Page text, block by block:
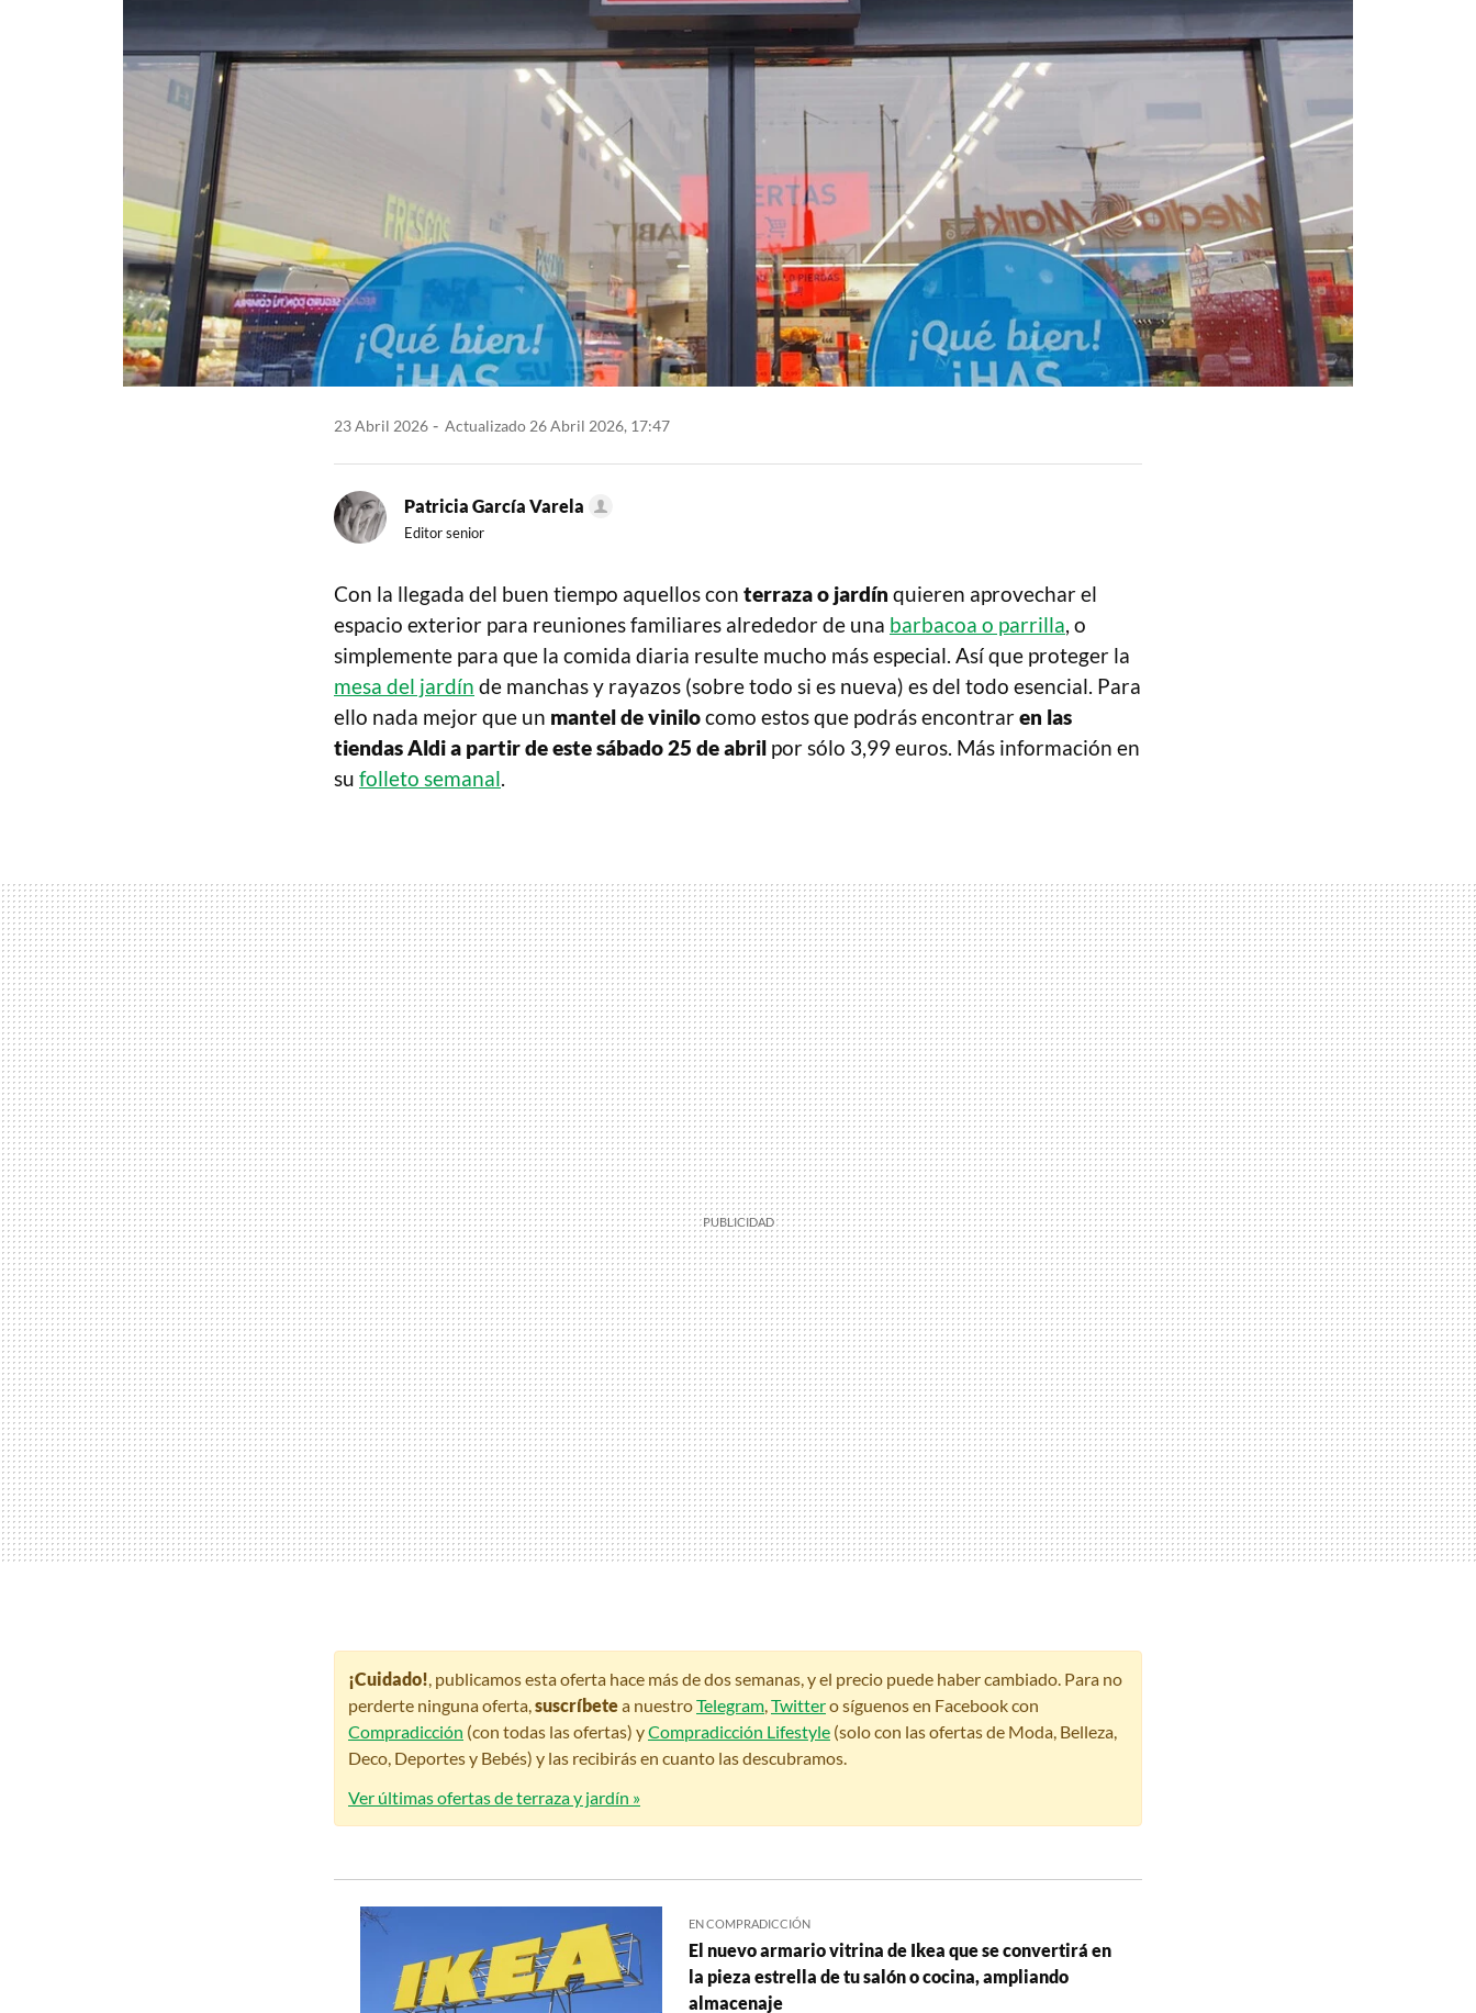
23 Abril 2026 Actualizado 26 Abril 2026, 17:47
Patricia García Varela
Editor senior
Con la llegada del buen tiempo aquellos con terraza o jardín quieren aprovechar el
espacio exterior para reuniones familiares alrededor de una barbacoa o parrilla, o
simplemente para que la comida diaria resulte mucho más especial. Así que proteger la
mesa del jardín de manchas y rayazos (sobre todo si es nueva) es del todo esencial. Para
ello nada mejor que un mantel de vinilocomo estos que podrás encontraren las
tiendas Aldi a partir de este sábado 25 de abril por sólo 3,99 euros. Más información en
su folleto semanal.
¡Cuidado! , publicamos esta oferta hace más de dos semanas, y el precio puede haber cambiado. Para no
perderte ninguna oferta, suscríbetea nuestroTelegram Twittero síguenos en Facebook con
Compradicción (con todas las ofertas) yCompradicción Lifestyle (solo con las ofertas de Moda, Belleza,
Deco, Deportes y Bebés) y las recibirás en cuanto las descubramos.
Ver últimas ofertas de terraza y jardín »
EN COMPRADICCIÓN
El nuevo armario vitrina de Ikea que se convertirá en
la pieza estrella de tu salón o cocina, ampliando
almacenaje